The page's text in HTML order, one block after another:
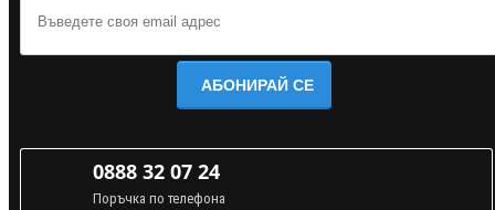
АБОНИРАЙ СЕ
0888 32 07 24
Поръчка по телефона